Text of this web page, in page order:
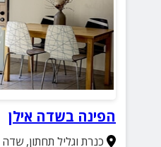
הפינה בשדה אילן
כנרת וגליל תחתון,שדה